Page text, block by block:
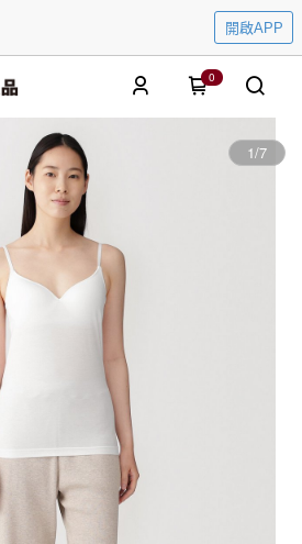
開啟APP
0
1/7